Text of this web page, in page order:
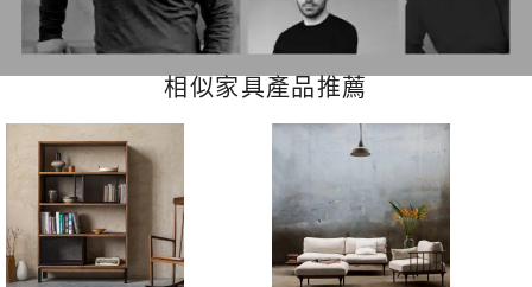
相似家具產品推薦